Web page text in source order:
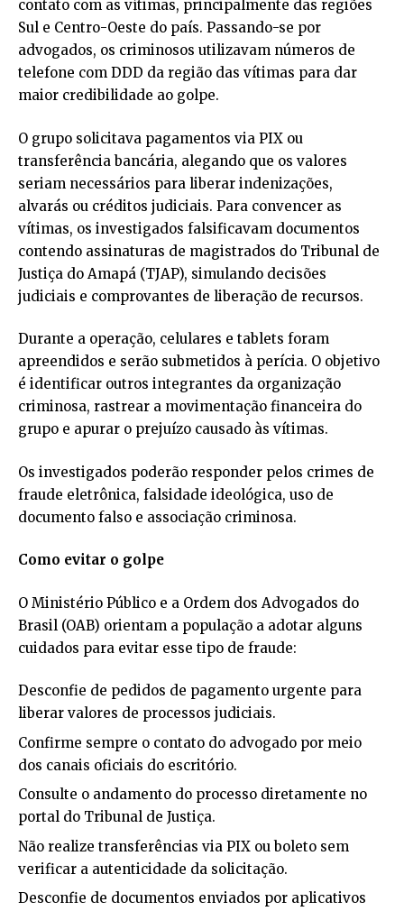
contato com as vítimas, principalmente das regiões
Sul e Centro-Oeste do país. Passando-se por
advogados, os criminosos utilizavam números de
telefone com DDD da região das vítimas para dar
maior credibilidade ao golpe.
O grupo solicitava pagamentos via PIX ou
transferência bancária, alegando que os valores
seriam necessários para liberar indenizações,
alvarás ou créditos judiciais. Para convencer as
vítimas, os investigados falsificavam documentos
contendo assinaturas de magistrados do Tribunal de
Justiça do Amapá (TJAP), simulando decisões
judiciais e comprovantes de liberação de recursos.
Durante a operação, celulares e tablets foram
apreendidos e serão submetidos à perícia. O objetivo
é identificar outros integrantes da organização
criminosa, rastrear a movimentação financeira do
grupo e apurar o prejuízo causado às vítimas.
Os investigados poderão responder pelos crimes de
fraude eletrônica, falsidade ideológica, uso de
documento falso e associação criminosa.
Como evitar o golpe
O Ministério Público e a Ordem dos Advogados do
Brasil (OAB) orientam a população a adotar alguns
cuidados para evitar esse tipo de fraude:
Desconfie de pedidos de pagamento urgente para
liberar valores de processos judiciais.
Confirme sempre o contato do advogado por meio
dos canais oficiais do escritório.
Consulte o andamento do processo diretamente no
portal do Tribunal de Justiça.
Não realize transferências via PIX ou boleto sem
verificar a autenticidade da solicitação.
Desconfie de documentos enviados por aplicativos